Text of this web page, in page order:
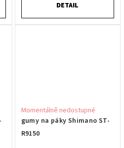
DETAIL
gumy na páky Shimano ST-
R9150
Momentálně nedostupné